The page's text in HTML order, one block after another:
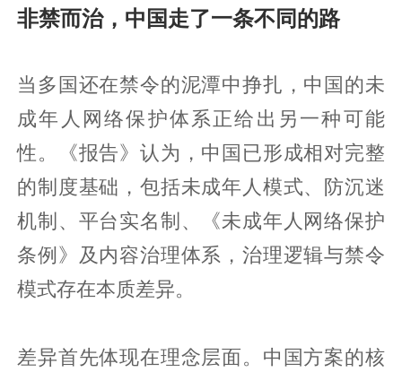
非禁而治，中国走了一条不同的路
当多国还在禁令的泥潭中挣扎，中国的未
成年人网络保护体系正给出另一种可能
性。《报告》认为，中国已形成相对完整
的制度基础，包括未成年人模式、防沉迷
机制、平台实名制、《未成年人网络保护
条例》及内容治理体系，治理逻辑与禁令
模式存在本质差异。
差异首先体现在理念层面。中国方案的核